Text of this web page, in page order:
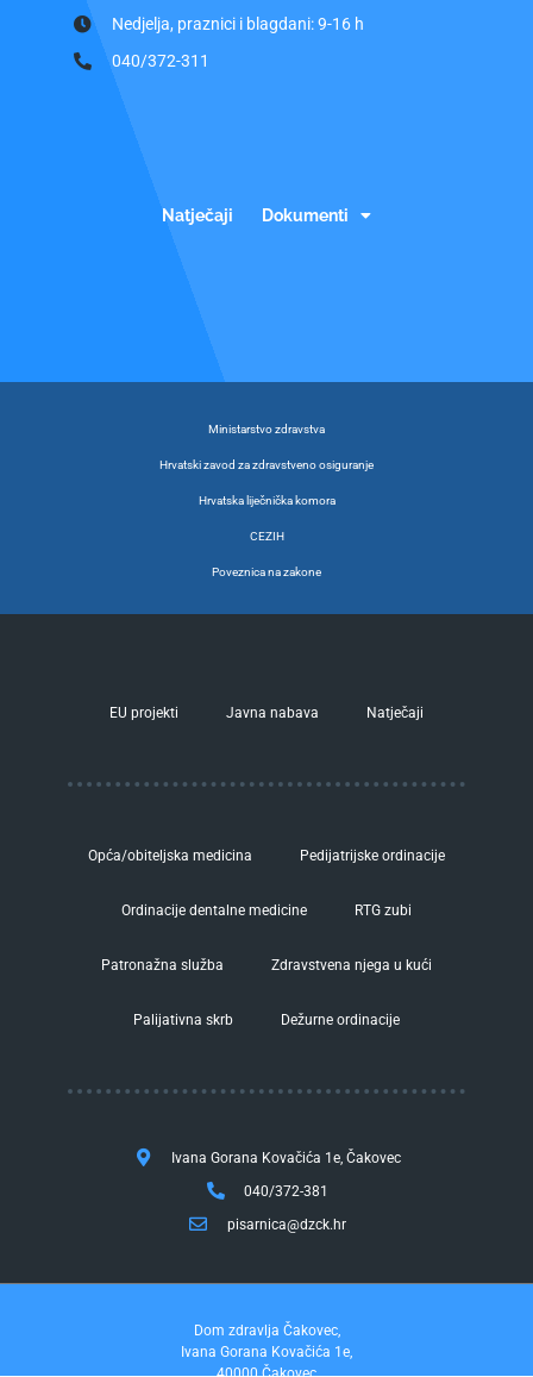
Nedjelja, praznici i blagdani: 9-16 h
040/372-311
Natječaji Dokumenti
Ministarstvo zdravstva
Hrvatski zavod za zdravstveno osiguranje
Hrvatska liječnička komora
CEZIH
Poveznica na zakone
EU projekti Javna nabava Natječaji
Opća/obiteljska medicina Pedijatrijske ordinacije
Ordinacije dentalne medicine RTG zubi
Patronažna služba Zdravstvena njega u kući
Palijativna skrb Dežurne ordinacije
Ivana Gorana Kovačića 1e, Čakovec
040/372-381
pisarnica@dzck.hr
Dom zdravlja Čakovec,
Ivana Gorana Kovačića 1e,
40000 Čakovec